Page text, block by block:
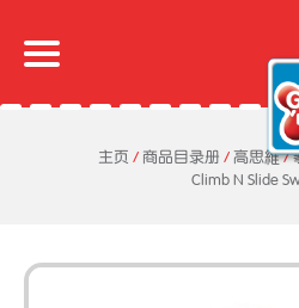
主页 / 商品目录册 / 高思維 /
Climb N Slide